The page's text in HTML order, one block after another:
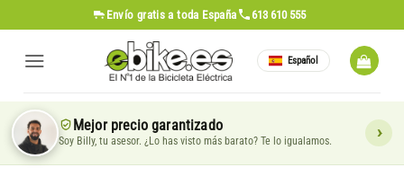
al
contenido
Envío gratis a toda España 613 610 555
Español
Mejor precio garantizado
Soy Billy, tu asesor. ¿Lo has visto más barato? Te lo igualamos.